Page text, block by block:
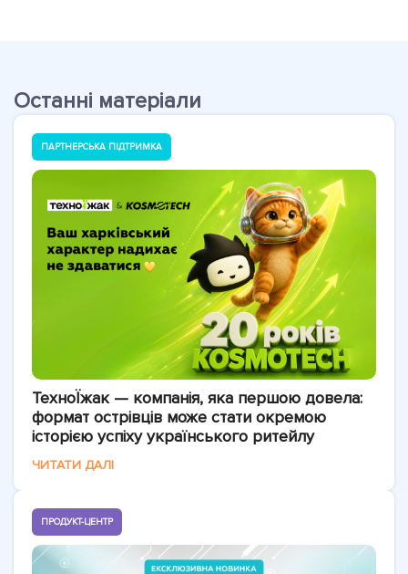
Останні матеріали
ПАРТНЕРСЬКА ПІДТРИМКА
ТехноЇжак — компанія, яка першою довела:
формат острівців може стати окремою
історією успіху українського ритейлу
ЧИТАТИ ДАЛІ
ПРОДУКТ-ЦЕНТР